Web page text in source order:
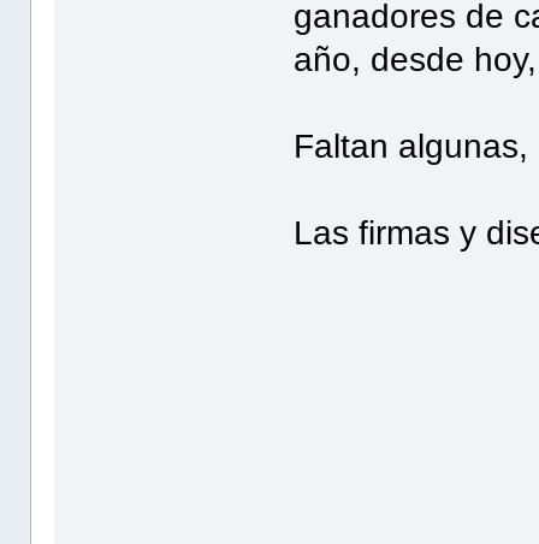
ganadores de
año, desde
Faltan
Las firmas y